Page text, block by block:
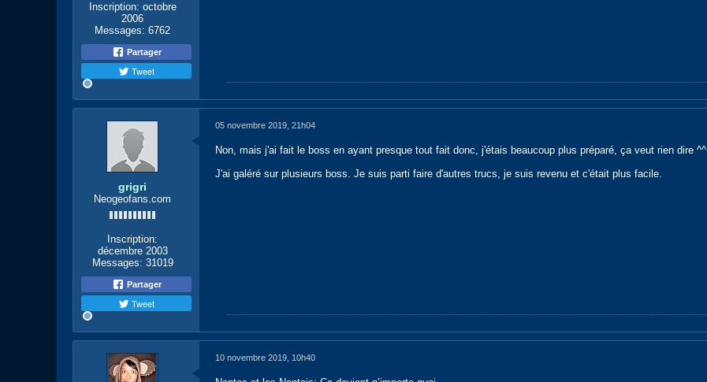
Inscription: octobre
2006
Messages: 6762
Partager
Tweet
grigri
Neogeofans.com
Inscription:
décembre 2003
Messages: 31019
Partager
Tweet
05 novembre 2019, 21h04
Non, mais j'ai fait le boss en ayant presque tout fait donc, j'étais beaucoup plus préparé, ça veut rien dire ^^
J'ai galéré sur plusieurs boss. Je suis parti faire d'autres trucs, je suis revenu et c'était plus facile.
10 novembre 2019, 10h40